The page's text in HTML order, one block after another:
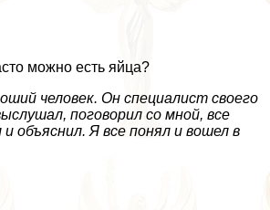
можно есть яйца?
человек. Он специалист своего
поговорил со мной, все
и объяснил. Я все понял и вошел в